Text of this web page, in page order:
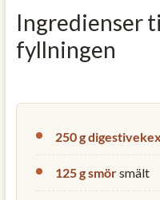
Ingredienser
fyllningen
250 g digestivekex
125 g smörsmält